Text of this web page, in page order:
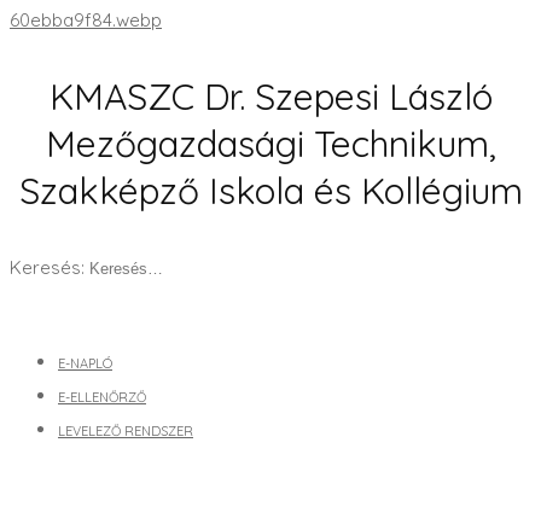
KMASZC Dr. Szepesi László
Mezőgazdasági Technikum,
Szakképző Iskola és Kollégium
Keresés:
E-NAPLÓ
E-ELLENŐRZŐ
LEVELEZŐ RENDSZER